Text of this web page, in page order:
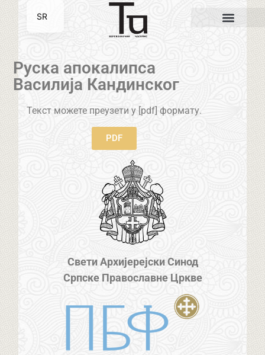
Руска апокалипса
Василија Кандинског
Текст можете преузети у [pdf] формату.
PDF
Свети Архијерејски Синод
Српске Православне Цркве
SR
EN